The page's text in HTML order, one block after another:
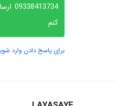
کنم
برای پاسخ دادن وارد